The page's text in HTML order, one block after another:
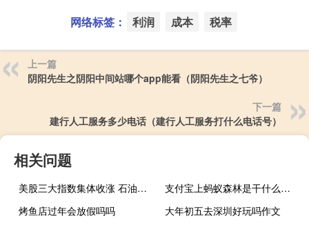
网络标签： 利润 成本 税率
上一篇
阴阳先生之阴阳中间站哪个app能看（阴阳先生之七爷）
下一篇
建行人工服务多少电话（建行人工服务打什么电话号）
相关问题
美股三大指数集体收涨 石油与天然气板块涨幅居前
支付宝上蚂蚁森林是干什么用的
烤鱼店过年会放假吗吗
大年初五去深圳好玩吗作文